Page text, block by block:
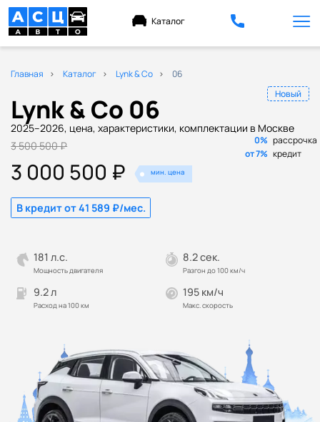
Каталог
Главная Каталог Lynk & Co 06
Lynk & Co 06
2025–2026, цена, характеристики, комплектации в Москве
Новый
0% рассрочка
от 7% кредит
3 500 500 ₽
3 000 500 ₽ мин. цена
В кредит от 41 589 ₽/мес.
181 л.с.
Мощность двигателя
8.2 сек.
Разгон до 100 км/ч
9.2 л
Расход на 100 км
195 км/ч
Макс. скорость